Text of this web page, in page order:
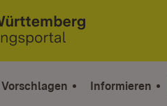
Vorschlagen Informieren